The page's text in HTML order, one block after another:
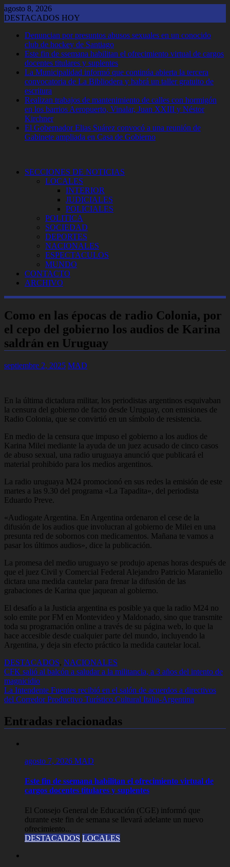
Saltar
al
agosto 8, 2026
DESTACADOS HOY
Denuncian por presuntos abusos sexuales en un conocido
club de hockey de Santiago
Este fin de ssemana habilitan el ofrecimiento virtual de cargos
docentes titulares y suplentes
La Municipalidad informó que continúa abierta la tercera
convocatoria de La Bibliodera y habrá un taller gratuito de
escritura
Realizan trabajos de mantenimiento de calles con hormigón
en los barrios Aeropuerto, Vinalar, Juan XXIII y Néstor
Kirchner
El Gobernador Elias Suárez convocó a una reunión de
Gabinete ampliada en Casa de Gobierno
SECCIONES DE NOTICIAS
LOCALES
INTERIOR
JUDICIALES
POLICIALES
POLITICA
SOCIEDAD
DEPORTES
NACIONALES
ESPECTACULOS
MUNDO
CONTACTO
ARCHIVO
Como en las épocas de radio Colonia, por
el cepo del gobierno los audios de Karina
saldrán en Uruguay
septiembre 2, 2025 MAD
En la última dictadura militar, los periodistas argentinos esquivaban
la censura del gobierno de facto desde Uruguay, con emisiones de
Radio Colonia, que se convirtió en un símbolo de resistencia.
En medio de la censura que impuso el gobierno a los audios de
Karina Milei mediante la ayuda de un juez acusado de cinco casos
de abuso sexual, una radio uruguaya anunció que publicará el
material prohibido para los medios argentinos.
La radio uruguaya M24 promocionó en sus redes la emisión de este
martes a las 9.30 del programa «La Tapadita», del periodista
Eduardo Preve.
«Audiogate Argentina. En Argentina ordenaron el cese de la
difusión de los audios que involucran al gobierno de Milei en una
presunta red de sobornos con medicamentos. Mañana te vamos a
pasar los últimos audios», dice la publicación.
La promesa del medio uruguayo se produjo apenas horas después de
que el juez Civil y Comercial Federal Alejandro Patricio Maraniello
dictara una medida cautelar para frenar la difusión de las
grabaciones de Karina que jaquean al gobierno.
El desafío a la Justicia argentina es posible ya que la radio M24 no
solo emite por FM en Montevideo y Maldonado, sino que transmite
toda su programación online a través de su página web, lo que la
hace accesible desde cualquier parte del mundo, incluyendo la
Argentina, y deja sin efecto práctico la medida cautelar local.
DESTACADOS, NACIONALES
Navegación
de
entradas
CFK salió al balcón a saludar a la militancia, a 3 años del intento de
magnicidio
La Intendente Fuentes recibió en el salón de acuerdos a directivos
del Corredor Productivo Turístico Cultural Italia-Argentina
Entradas relacionadas
agosto 7, 2026 MAD
Este fin de ssemana habilitan el ofrecimiento virtual de
cargos docentes titulares y suplentes
El Consejo General de Educación (CGE) informó que
durante este fin de semana se llevará adelante un nuevo
ofrecimiento...
DESTACADOS LOCALES